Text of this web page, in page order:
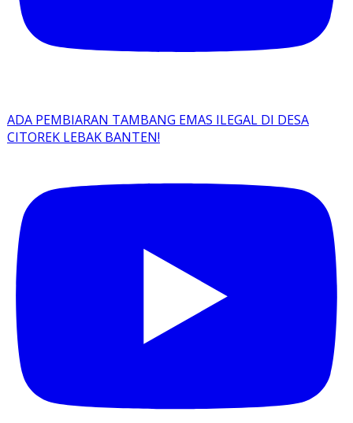
ADA PEMBIARAN TAMBANG EMAS ILEGAL DI DESA
CITOREK LEBAK BANTEN!